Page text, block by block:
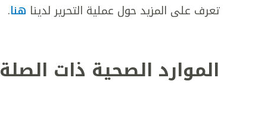
تعرف على المزيد حول عملية التحرير لدينا هنا.
الموارد الصحية ذات الصلة